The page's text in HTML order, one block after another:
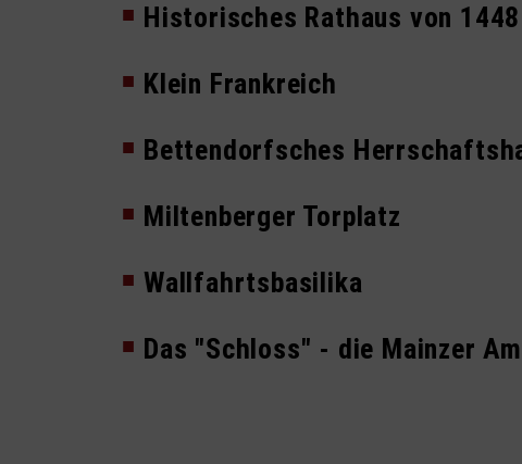
Historisches Rathaus von 1448
Klein Frankreich
Bettendorfsches
Miltenberger Torplatz
Wallfahrtsbasilika
Das "Schloss" - die Mainzer